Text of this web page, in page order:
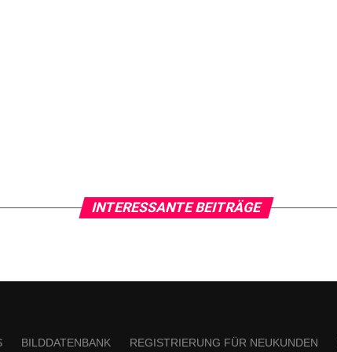
INTERESSANTE BEITRÄGE
BILDDATENBANK REGISTRIERUNG FÜR NEUKUNDEN